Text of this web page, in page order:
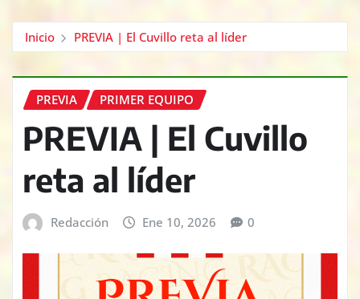
Inicio PREVIA | El Cuvillo reta al líder
PREVIA PRIMER EQUIPO
PREVIA | El Cuvillo
reta al líder
Redacción Ene 10, 2026 0